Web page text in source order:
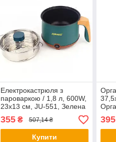
Електрокастрюля з
пароваркою / 1,8 л, 600W,
23х13 см, JU-551, Зелена
/ Пароварка для
смаження та варіння /
Рисоварка електрична
355₴ 507,14 ₴
Купити
395